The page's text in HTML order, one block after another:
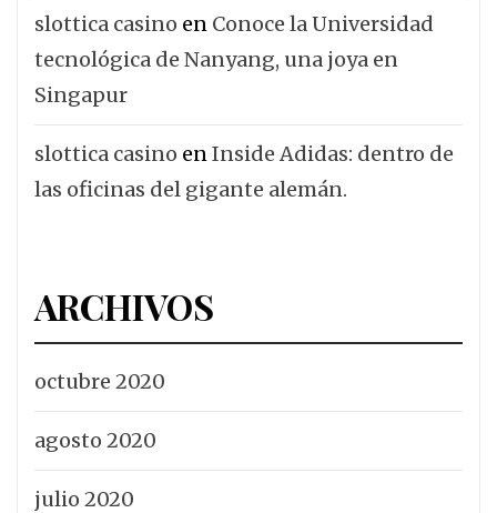
slottica casino en Conoce la Universidad
tecnológica de Nanyang, una joya en
Singapur
slottica casino enInside Adidas: dentro de
las oficinas del gigante alemán.
ARCHIVOS
octubre 2020
agosto 2020
julio 2020